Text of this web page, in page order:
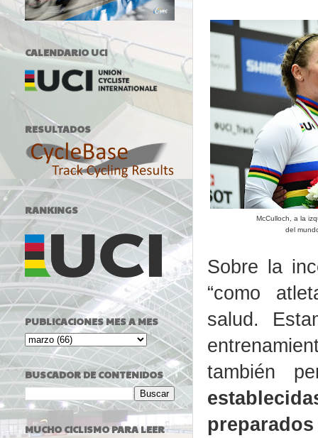
McCulloch, a la
del
Sobre la
“como
salud.
también
CALENDARIO UCI
RESULTADOS
RANKINGS
PUBLICACIONES MES A MES
BUSCADOR DE CONTENIDOS
MUCHO CICLISMO PARA LEER